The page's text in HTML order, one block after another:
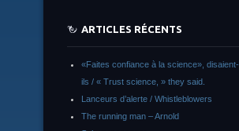
ARTICLES RÉCENTS
«Faites confiance à la science», disaient-
ils / « Trust science, » they said.
Lanceurs d’alerte / Whistleblowers
The running man – Arnold